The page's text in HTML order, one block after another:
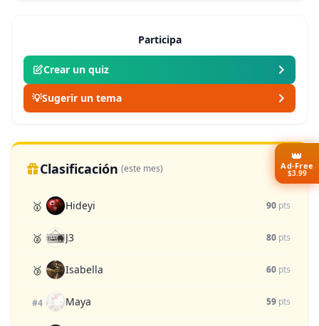
Participa
Crear un quiz
💡Sugerir un tema
Clasificación (este mes)
🥇 Hideyi 90 pts
🥈 J3 80 pts
🥉 Isabella 60 pts
#4 Maya 59 pts
👑
Ad-Free
$3.99